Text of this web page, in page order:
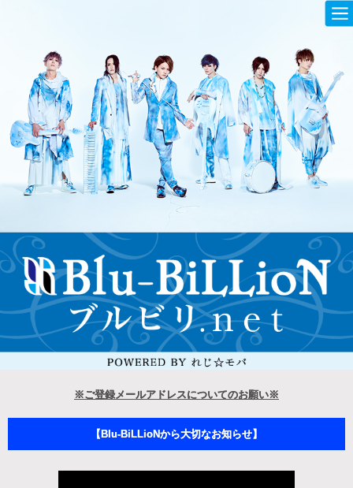
※ご登録メールアドレスについてのお願い※
【Blu-BiLLioNから大切なお知らせ】